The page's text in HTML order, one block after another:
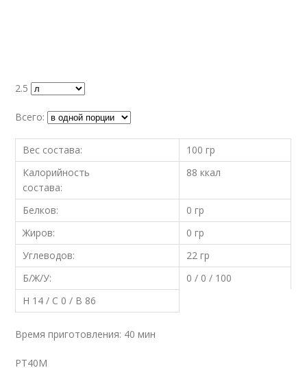
2.5
Всего:
Вес состава:
100 гр
Калорийность
состава:
88 ккал
Белков:
0 гр
Жиров:
0 гр
Углеводов:
22 гр
Б/Ж/У:
0 / 0 / 100
Н 14 / С 0 / В 86
Время приготовления: 40 мин
PT40M